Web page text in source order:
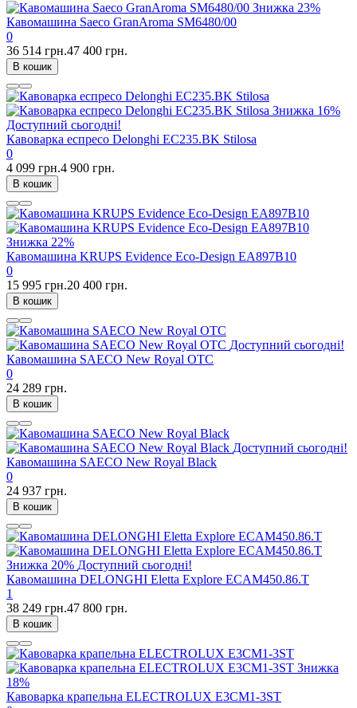
Знижка 23%
Кавомашина Saeco GranAroma SM6480/00
0
36 514 грн.47 400 грн.
В кошик
Знижка 16%
Доступний сьогодні!
Кавоварка еспресо Delonghi EC235.BK Stilosa
0
4 099 грн.4 900 грн.
В кошик
Знижка 22%
Кавомашина KRUPS Evidence Eco-Design EA897B10
0
15 995 грн.20 400 грн.
В кошик
Доступний сьогодні!
Кавомашина SAECO New Royal OTC
0
24 289 грн.
В кошик
Доступний сьогодні!
Кавомашина SAECO New Royal Black
0
24 937 грн.
В кошик
Знижка 20% Доступний сьогодні!
Кавомашина DELONGHI Eletta Explore ECAM450.86.T
1
38 249 грн.47 800 грн.
В кошик
Знижка
18%
Кавоварка крапельна ELECTROLUX E3CM1-3ST